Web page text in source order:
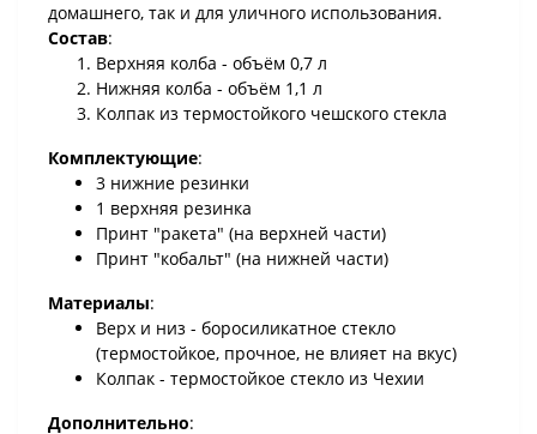
домашнего, так и для уличного использования.
Состав:
Верхняя колба - объём 0,7 л
Нижняя колба - объём 1,1 л
Колпак из термостойкого чешского стекла
Комплектующие:
3 нижние резинки
1 верхняя резинка
Принт "ракета" (на верхней части)
Принт "кобальт" (на нижней части)
Материалы:
Верх и низ - боросиликатное стекло
(термостойкое, прочное, не влияет на вкус)
Колпак - термостойкое стекло из Чехии
Дополнительно: